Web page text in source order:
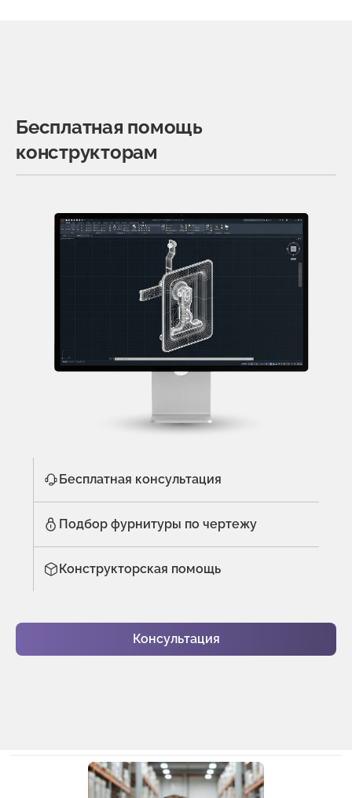
Бесплатная помощь
конструкторам
Бесплатная консультация
Подбор фурнитуры по чертежу
Конструкторская помощь
Консультация